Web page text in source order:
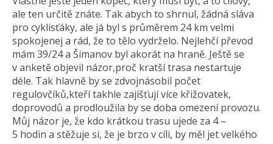
ale ten určitě znáte. Tak abych to shrnul, žádná sláva
pro cyklisťáky, ale já byl s průměrem 24 km velmi
spokojenej a rád, že to tělo vydrželo. Nejlehčí převod
mám 39/24 a Šimanov byl akorát na hraně. Ještě se
v anketě objevil názor,proč kratší trasa nestartuje
déle. Tak hlavně by se zdvojnásobil počet
regulovčíků,kteří takhle zajišťují více křižovatek,
doprovodů a prodloužila by se doba omezení provozu.
Můj názor je, že kdo krátkou trasu ujede za 4 –
5 hodin a stěžuje si, že je brzo v cíli, by měl jet velkého